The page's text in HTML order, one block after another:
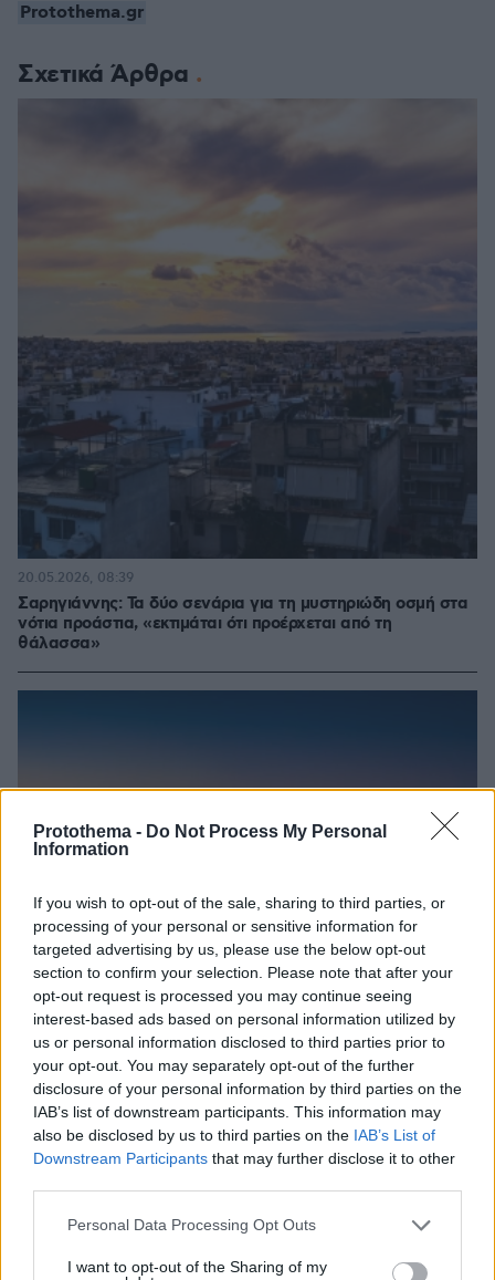
Protothema - Do Not Process My Personal
Information
If you wish to opt-out of the sale, sharing to third parties, or
processing of your personal or sensitive information for
targeted advertising by us, please use the below opt-out
section to confirm your selection. Please note that after your
opt-out request is processed you may continue seeing
interest-based ads based on personal information utilized by
us or personal information disclosed to third parties prior to
your opt-out. You may separately opt-out of the further
disclosure of your personal information by third parties on the
IAB’s list of downstream participants. This information may
also be disclosed by us to third parties on the IAB’s List of
Downstream Participants that may further disclose it to other
Please note that this website/app uses one or more Google
not limited to your visit or usage behaviour. You may click to
Personal Data Processing Opt Outs
I want to opt-out of the Sharing of my
Σχετικά Άρθρα
Σαρηγιάννης: Τα δύο σενάρια για τη μυστηριώδη οσμή στα
νότια προάστια, «εκτιμάται ότι προέρχεται από τη
θάλασσα»
20.05.2026, 08:39
Μυστήριο παραμένει η αιτία της έντονης οσμής αερίου σε
περιοχές της Αττικής - Ο χάρτης Κολυδά με τη φορά των
ανέμων και οι πιθανές αιτίες
Protothema.gr